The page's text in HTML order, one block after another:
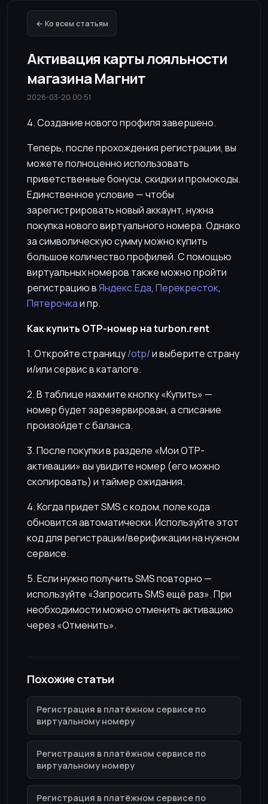
← Ко всем статьям
Активация карты лояльности
магазина Магнит
2026-03-20 00:51
4. Создание нового профиля завершено.
Теперь, после прохождения регистрации, вы
можете полноценно использовать
приветственные бонусы, скидки и промокоды.
Единственное условие — чтобы
зарегистрировать новый аккаунт, нужна
покупка нового виртуального номера. Однако
за символическую сумму можно купить
большое количество профилей. С помощью
виртуальных номеров также можно пройти
регистрацию вЯндекс.Еда, Перекресток,
Пятерочкаи пр.
Как купить OTP-номер на turbon.rent
1. Откройте страницу/otp/и выберите страну
и/или сервис в каталоге.
2. В таблице нажмите кнопку «Купить» —
номер будет зарезервирован, а списание
произойдет с баланса.
3. После покупки в разделе «Мои OTP-
активации» вы увидите номер (его можно
скопировать) и таймер ожидания.
4. Когда придет SMS с кодом, поле кода
обновится автоматически. Используйте этот
код для регистрации/верификации на нужном
сервисе.
5. Если нужно получить SMS повторно —
используйте «Запросить SMS ещё раз». При
необходимости можно отменить активацию
через «Отменить».
Похожие статьи
Регистрация в платёжном сервисе по
виртуальному номеру
Регистрация в платёжном сервисе по
виртуальному номеру
Регистрация в платёжном сервисе по